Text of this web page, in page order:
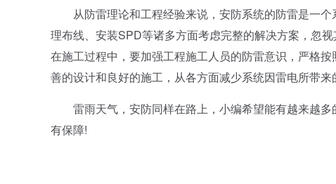
从防雷理论和工程经验来说，安防系统的防雷是一个
理布线、安装SPD等诸多方面考虑完整的解决方案，忽
在施工过程中，要加强工程施工人员的防雷意识，严格
善的设计和良好的施工，从各方面减少系统因雷电所带来
雷雨天气，安防同样在路上，小编希望能有越来越多
有保障!